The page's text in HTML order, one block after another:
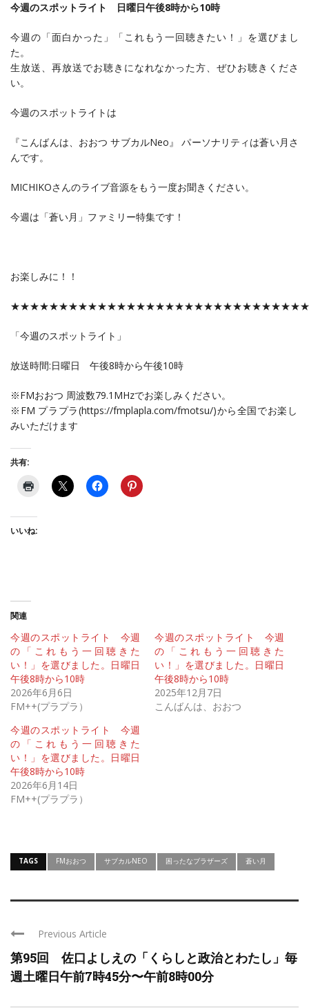
今週のスポットライト 日曜日午後8時から10時
今週の「面白かった」「これもう一回聴きたい！」を選びまし
た。
生放送、再放送でお聴きになれなかった方、ぜひお聴きくださ
い。
今週のスポットライトは
『こんばんは、おおつ サブカルNeo』 パーソナリティは蒼い月さ
んです。
MICHIKOさんのライブ音源をもう一度お聞きください。
今週は「蒼い月」ファミリー特集です！
お楽しみに！！
「今週のスポットライト」
放送時間:日曜日 午後8時から午後10時
※FMおおつ 周波数79.1MHzでお楽しみください。
※FM プラプラ(https://fmplapla.com/fmotsu/)から全国でお楽し
みいただけます
共有:
いいね:
関連
今週のスポットライト 今週
の「これもう一回聴きた
い！」を選びました。日曜日
午後8時から10時
2026年6月6日
FM++(プラプラ）
今週のスポットライト 今週
の「これもう一回聴きた
い！」を選びました。日曜日
午後8時から10時
2025年12月7日
こんばんは、おおつ
今週のスポットライト 今週
の「これもう一回聴きた
い！」を選びました。日曜日
午後8時から10時
2026年6月14日
FM++(プラプラ）
TAGS FMおおつ サブカルNEO 困ったなブラザーズ 蒼い月
Previous Article
第95回 佐口よしえの「くらしと政治とわたし」毎
週土曜日午前7時45分〜午前8時00分